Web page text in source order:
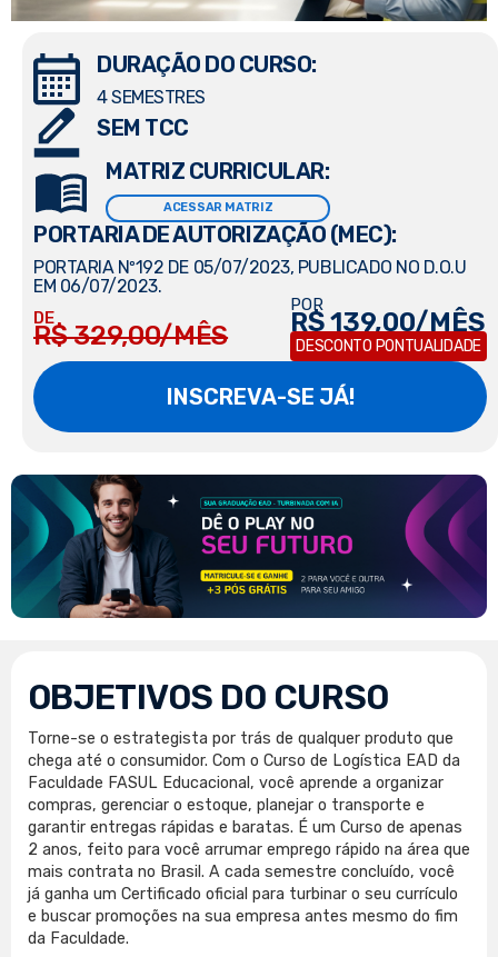
DURAÇÃO DO CURSO:
4 SEMESTRES
SEM TCC
MATRIZ CURRICULAR:
ACESSAR MATRIZ
PORTARIA DE AUTORIZAÇÃO (MEC):
PORTARIA Nº192 DE 05/07/2023, PUBLICADO NO D.O.U
EM 06/07/2023.
DE
R$ 329,00/MÊS
POR
R$ 139,00/MÊS
DESCONTO PONTUALIDADE
INSCREVA-SE JÁ!
OBJETIVOS DO CURSO
Torne-se o estrategista por trás de qualquer produto que
chega até o consumidor. Com o Curso de Logística EAD da
Faculdade FASUL Educacional, você aprende a organizar
compras, gerenciar o estoque, planejar o transporte e
garantir entregas rápidas e baratas. É um Curso de apenas
2 anos, feito para você arrumar emprego rápido na área que
mais contrata no Brasil. A cada semestre concluído, você
já ganha um Certificado oficial para turbinar o seu currículo
e buscar promoções na sua empresa antes mesmo do fim
da Faculdade.